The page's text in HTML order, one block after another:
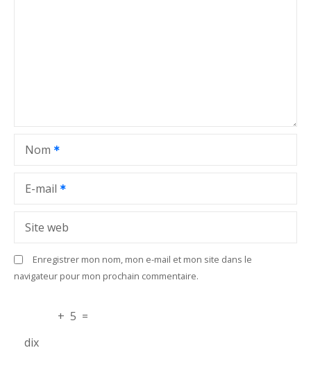
t
i
Nom
E-mail
Site web
Enregistrer mon nom, mon e-mail et mon site dans le
navigateur pour mon prochain commentaire.
+ 5 =
dix